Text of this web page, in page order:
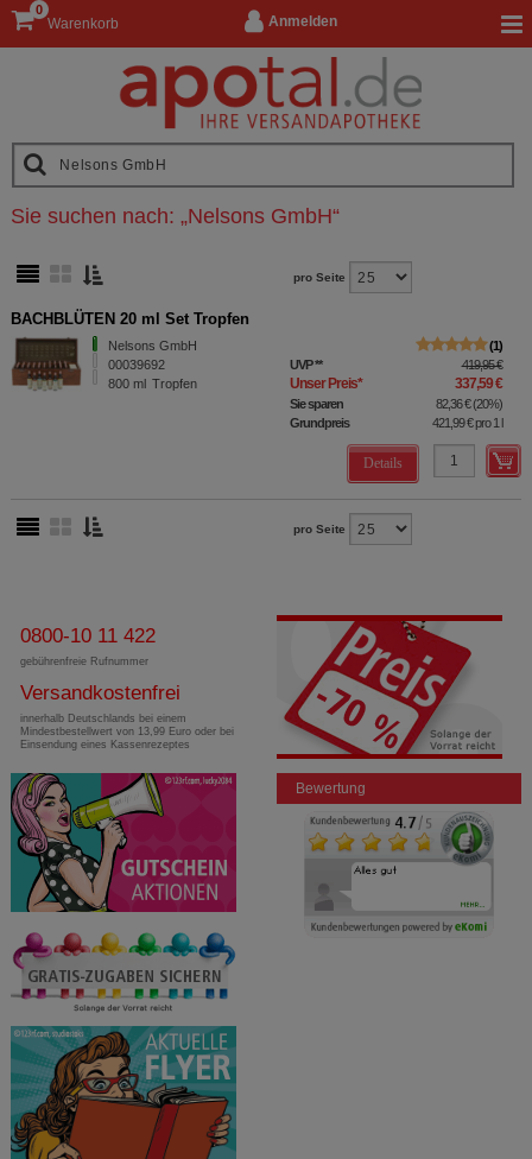
Anmelden
Warenkorb
0
Sie suchen nach: „Nelsons GmbH“
pro Seite
BACHBLÜTEN 20 ml Set Tropfen
Nelsons GmbH
00039692
800 ml Tropfen
1
UVP** 419,95 €
Unser Preis* 337,59 €
Sie sparen 82,36 €(20%)
Grundpreis
421,99 €pro 1 l
Details
pro Seite
0800-10 11 422
gebührenfreie Rufnummer
Versandkostenfrei
innerhalb Deutschlands bei einem
Mindestbestellwert von 13,99 Euro oder bei
Einsendung eines Kassenrezeptes
Bewertung